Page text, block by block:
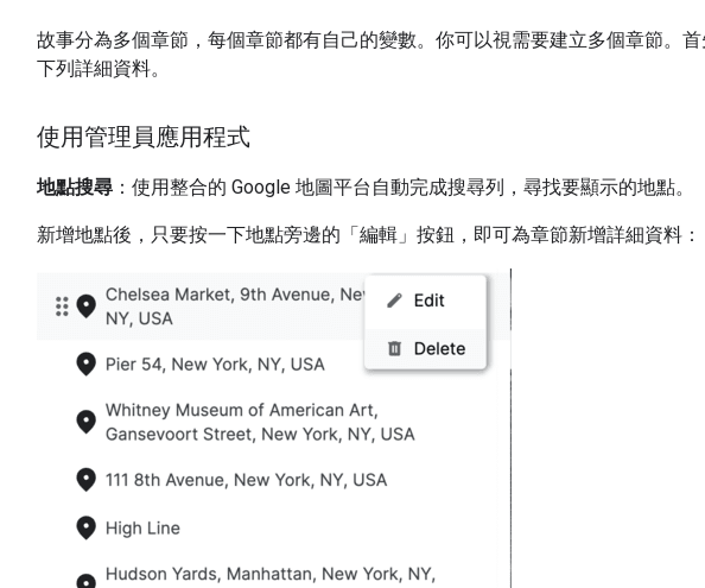
故事分為多個章節，每個章節都有自己的變數。你可以視需要建立多個章節。
下列詳細資料。
使用管理員應用程式
地點搜尋 ：使用整合的 Google 地圖平台自動完成搜尋列，尋找要顯示的地點。
新增地點後，只要按一下地點旁邊的「編輯」 按鈕，即可為章節新增詳細資料：